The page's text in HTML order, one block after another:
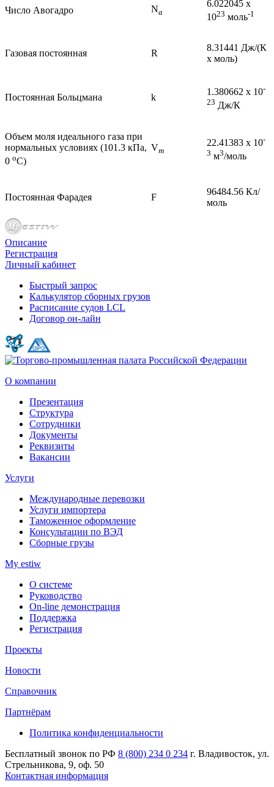
Число Авогадро Na
6.022045 x
1023 моль-1
Газовая постоянная R
8.31441 Дж/(К
x моль)
Постоянная Больцмана k
1.380662 x 10-
23 Дж/К
Объем моля идеального газа при
нормальных условиях (101.3 кПа,
0 oC)
Vm
22.41383 x 10-
3 м3/моль
Постоянная Фарадея F
96484.56 Кл/
моль
Описание
Регистрация
Личный кабинет
Быстрый запрос
Калькулятор сборных грузов
Расписание судов LCL
Договор он-лайн
О компании
Презентация
Структура
Сотрудники
Документы
Реквизиты
Вакансии
Услуги
Международные перевозки
Услуги импортера
Таможенное оформление
Консультации по ВЭД
Сборные грузы
My estiw
О системе
Руководство
On-line демонстрация
Поддержка
Регистрация
Проекты
Новости
Справочник
Партнёрам
Политика конфиденциальности
Бесплатный звонок по РФ 8 (800) 234 0 234 г. Владивосток, ул.
Стрельникова, 9, оф. 50
Контактная информация